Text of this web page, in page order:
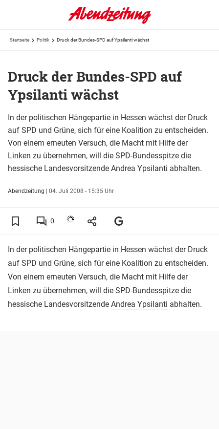
Startseite Politik Druck der Bundes-SPD auf Ypsilanti wächst
Druck der Bundes-SPD auf
Ypsilanti wächst
In der politischen Hängepartie in Hessen wächst der Druck
auf SPD und Grüne, sich für eine Koalition zu entscheiden.
Von einem erneuten Versuch, die Macht mit Hilfe der
Linken zu übernehmen, will die SPD-Bundesspitze die
hessische Landesvorsitzende Andrea Ypsilanti abhalten.
Abendzeitung | 04. Juli 2008 - 15:35 Uhr
0
In der politischen Hängepartie in Hessen wächst der Druck
auf SPD und Grüne, sich für eine Koalition zu entscheiden.
Von einem erneuten Versuch, die Macht mit Hilfe der
Linken zu übernehmen, will die SPD-Bundesspitze die
hessische Landesvorsitzende Andrea Ypsilanti abhalten.